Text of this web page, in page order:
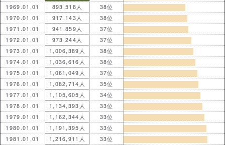
1969.01.01
893,518人
38位
1970.01.01
917,143人
38位
1971.01.01
941,859人
37位
1972.01.01
973,244人
37位
1973.01.01
1,006,389人
38位
1974.01.01
1,036,616人
38位
1975.01.01
1,061,049人
37位
1976.01.01
1,082,714人
35位
1977.01.01
1,105,605人
34位
1978.01.01
1,134,393人
33位
1979.01.01
1,162,344人
33位
1980.01.01
1,191,395人
33位
1981.01.01
1,216,911人
33位